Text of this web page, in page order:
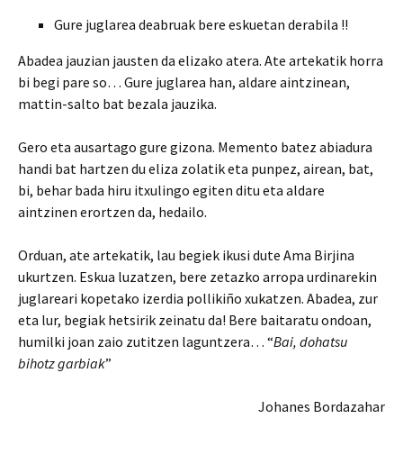
Gure juglarea deabruak bere eskuetan derabila !!
Abadea jauzian jausten da elizako atera. Ate artekatik horra
bi begi pare so… Gure juglarea han, aldare aintzinean,
mattin-salto bat bezala jauzika.
Gero eta ausartago gure gizona. Memento batez abiadura
handi bat hartzen du eliza zolatik eta punpez, airean, bat,
bi, behar bada hiru itxulingo egiten ditu eta aldare
aintzinen erortzen da, hedailo.
Orduan, ate artekatik, lau begiek ikusi dute Ama Birjina
ukurtzen. Eskua luzatzen, bere zetazko arropa urdinarekin
juglareari kopetako izerdia pollikiño xukatzen. Abadea, zur
eta lur, begiak hetsirik zeinatu da! Bere baitaratu ondoan,
humilki joan zaio zutitzen laguntzera… “Bai, dohatsu
bihotz garbiak”
Johanes Bordazahar